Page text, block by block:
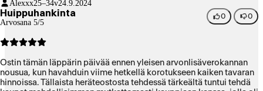
Alexxx25–34v24.9.2024
Huippuhankinta
Arvosana 5/5
0 0
Ostin tämän läppärin päivää ennen yleisen arvonlisäverokannan
nousua, kun havahduin viime hetkellä korotukseen kaiken tavaran
hinnoissa. Tällaista heräteostosta tehdessä tärkeältä tuntui tehdä